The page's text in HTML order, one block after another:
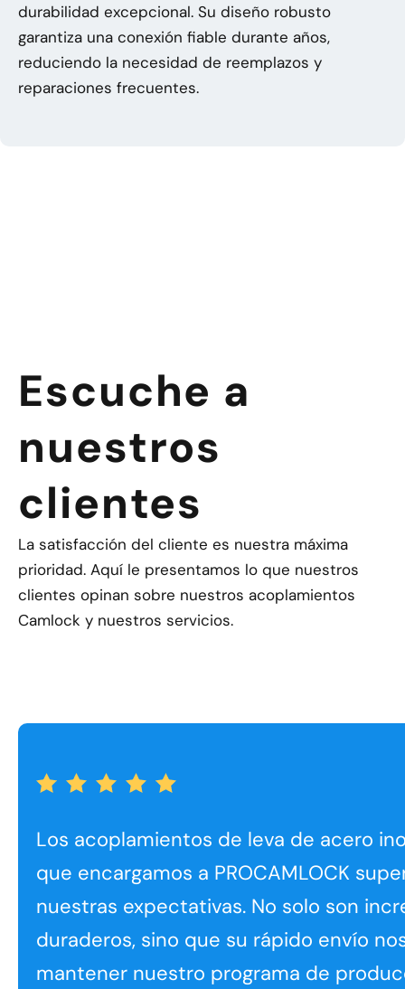
durabilidad excepcional. Su diseño robusto
garantiza una conexión fiable durante años,
reduciendo la necesidad de reemplazos y
reparaciones frecuentes.
Escuche a
nuestros
clientes
La satisfacción del cliente es nuestra máxima
prioridad. Aquí le presentamos lo que nuestros
clientes opinan sobre nuestros acoplamientos
Camlock y nuestros servicios.
Los acoplamientos de leva de acero
que encargamos a PROCAMLOCK
nuestras expectativas. No solo son
duraderos, sino que su rápido envío
mantener nuestro programa de